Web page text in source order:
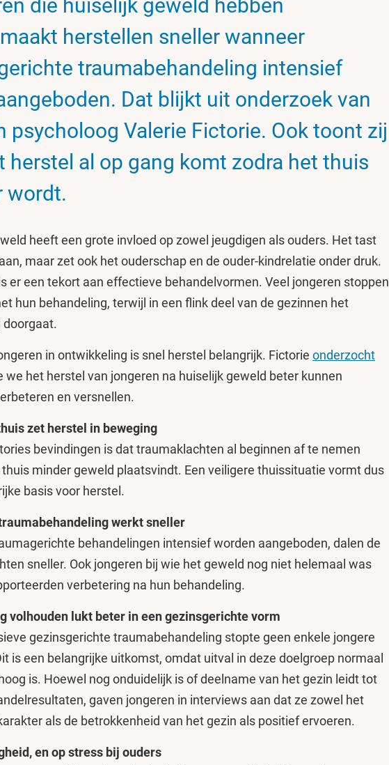
die huiselijk geweld hebben
herstellen sneller wanneer
traumabehandeling intensief
Dat blijkt uit onderzoek van
psycholoog Valerie Fictorie. Ook toont zij
herstel al op gang komt zodra het thuis
wordt.
heeft een grote invloed op zowel jeugdigen als ouders. Het tast
maar zet ook het ouderschap en de ouder-kindrelatie onder druk.
er een tekort aan effectieve behandelvormen. Veel jongeren stoppen
hun behandeling, terwijl in een flink deel van de gezinnen het
doorgaat.
in ontwikkeling is snel herstel belangrijk. Fictorie onderzocht
we het herstel van jongeren na huiselijk geweld beter kunnen
en versnellen.
zet herstel in beweging
bevindingen is dat traumaklachten al beginnen af te nemen
minder geweld plaatsvindt. Een veiligere thuissituatie vormt dus
basis voor herstel.
werkt sneller
behandelingen intensief worden aangeboden, dalen de
sneller. Ook jongeren bij wie het geweld nog niet helemaal was
verbetering na hun behandeling.
volhouden lukt beter in een gezinsgerichte vorm
gezinsgerichte traumabehandeling stopte geen enkele jongere
is een belangrijke uitkomst, omdat uitval in deze doelgroep normaal
is. Hoewel nog onduidelijk is of deelname van het gezin leidt tot
gaven jongeren in interviews aan dat ze zowel het
als de betrokkenheid van het gezin als positief ervoeren.
en op stress bij ouders